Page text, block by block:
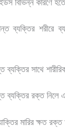
শরীরে
সাথে
ব্যক্তির রক্ত নিলে
মারির ক্ষত রক্ত